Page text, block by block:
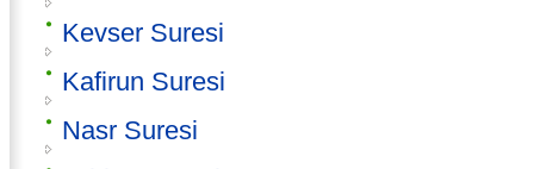
Kevser Suresi
Kafirun Suresi
Nasr Suresi